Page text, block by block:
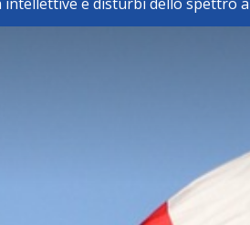
Inclusione lavorativa
Ricerca e Scienza
Welfare locale